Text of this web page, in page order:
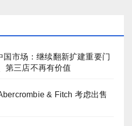
市场：继续翻新扩建重要门
第三店不再有价值
& Fitch 考虑出售